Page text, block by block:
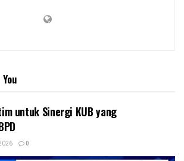
untuk Sinergi KUB yang
0